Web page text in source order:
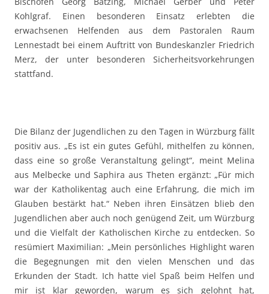
Kohlgraf. Einen besonderen Einsatz erlebten die
erwachsenen Helfenden aus dem Pastoralen Raum
Lennestadt bei einem Auftritt von Bundeskanzler Friedrich
Merz, der unter besonderen Sicherheitsvorkehrungen
stattfand.
Die Bilanz der Jugendlichen zu den Tagen in Würzburg fällt
positiv aus. „Es ist ein gutes Gefühl, mithelfen zu können,
dass eine so große Veranstaltung gelingt“, meint Melina
aus Melbecke und Saphira aus Theten ergänzt: „Für mich
war der Katholikentag auch eine Erfahrung, die mich im
Glauben bestärkt hat.“ Neben ihren Einsätzen blieb den
Jugendlichen aber auch noch genügend Zeit, um Würzburg
und die Vielfalt der Katholischen Kirche zu entdecken. So
resümiert Maximilian: „Mein persönliches Highlight waren
die Begegnungen mit den vielen Menschen und das
Erkunden der Stadt. Ich hatte viel Spaß beim Helfen und
mir ist klar geworden, warum es sich gelohnt hat,